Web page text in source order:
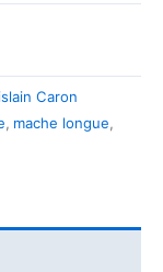
Caron
, mache longue,